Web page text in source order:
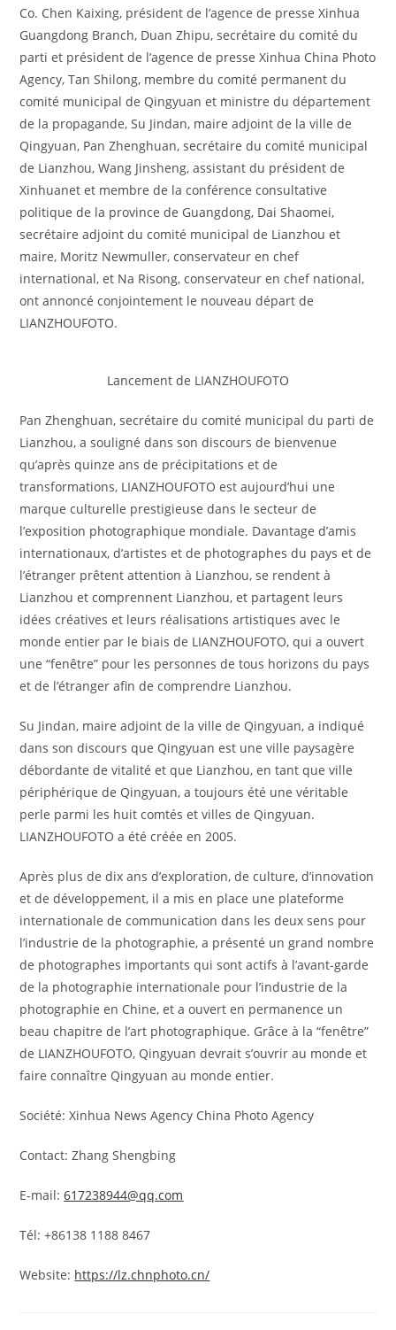
Co. Chen Kaixing, président de l’agence de presse Xinhua
Guangdong Branch, Duan Zhipu, secrétaire du comité du
parti et président de l’agence de presse Xinhua China Photo
Agency, Tan Shilong, membre du comité permanent du
comité municipal de Qingyuan et ministre du département
de la propagande, Su Jindan, maire adjoint de la ville de
Qingyuan, Pan Zhenghuan, secrétaire du comité municipal
de Lianzhou, Wang Jinsheng, assistant du président de
Xinhuanet et membre de la conférence consultative
politique de la province de Guangdong, Dai Shaomei,
secrétaire adjoint du comité municipal de Lianzhou et
maire, Moritz Newmuller, conservateur en chef
international, et Na Risong, conservateur en chef national,
ont annoncé conjointement le nouveau départ de
LIANZHOUFOTO.
Lancement de LIANZHOUFOTO
Pan Zhenghuan, secrétaire du comité municipal du parti de
Lianzhou, a souligné dans son discours de bienvenue
qu’après quinze ans de précipitations et de
transformations, LIANZHOUFOTO est aujourd’hui une
marque culturelle prestigieuse dans le secteur de
l’exposition photographique mondiale. Davantage d’amis
internationaux, d’artistes et de photographes du pays et de
l’étranger prêtent attention à Lianzhou, se rendent à
Lianzhou et comprennent Lianzhou, et partagent leurs
idées créatives et leurs réalisations artistiques avec le
monde entier par le biais de LIANZHOUFOTO, qui a ouvert
une “fenêtre” pour les personnes de tous horizons du pays
et de l’étranger afin de comprendre Lianzhou.
Su Jindan, maire adjoint de la ville de Qingyuan, a indiqué
dans son discours que Qingyuan est une ville paysagère
débordante de vitalité et que Lianzhou, en tant que ville
périphérique de Qingyuan, a toujours été une véritable
perle parmi les huit comtés et villes de Qingyuan.
LIANZHOUFOTO a été créée en 2005.
Après plus de dix ans d’exploration, de culture, d’innovation
et de développement, il a mis en place une plateforme
internationale de communication dans les deux sens pour
l’industrie de la photographie, a présenté un grand nombre
de photographes importants qui sont actifs à l’avant-garde
de la photographie internationale pour l’industrie de la
photographie en Chine, et a ouvert en permanence un
beau chapitre de l’art photographique. Grâce à la “fenêtre”
de LIANZHOUFOTO, Qingyuan devrait s’ouvrir au monde et
faire connaître Qingyuan au monde entier.
Société: Xinhua News Agency China Photo Agency
Contact: Zhang Shengbing
E-mail:617238944@qq.com
Tél: +86138 1188 8467
Website: https://lz.chnphoto.cn/